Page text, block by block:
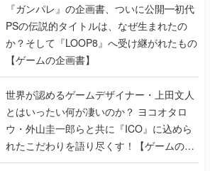
『ガンパレ』の企画書、ついに公開━初代
PSの伝説的タイトルは、なぜ生まれたの
か？そして『LOOP8』へ受け継がれたもの
【ゲームの企画書】
世界が認めるゲームデザイナー・上田文人
とはいったい何が凄いのか？ ヨコオタロ
ウ・外山圭一郎らと共に『ICO』に込めら
れたこだわりを語り尽くす！【ゲームの企
画書】